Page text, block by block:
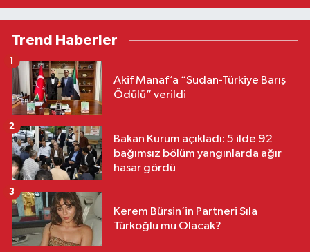
Trend Haberler
Akif Manaf’a “Sudan-Türkiye Barış
Ödülü” verildi
1
Bakan Kurum açıkladı: 5 ilde 92
bağımsız bölüm yangınlarda ağır
hasar gördü
2
Kerem Bürsin’in Partneri Sıla
Türkoğlu mu Olacak?
3